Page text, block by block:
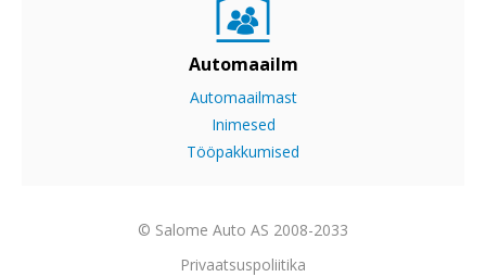
Automaailm
Automaailmast
Inimesed
Tööpakkumised
© Salome Auto AS 2008-2033
Privaatsuspoliitika